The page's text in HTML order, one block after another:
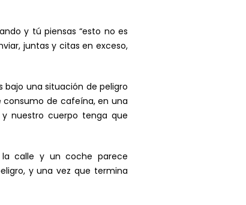
y tú piensas “esto no es
juntas y citas en exceso,
bajo una situación de peligro
consumo de cafeína, en una
nuestro cuerpo tenga que
la calle y un coche parece
y una vez que termina